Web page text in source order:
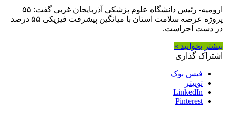
ارومیه- رئیس دانشگاه علوم پزشکی آذربایجان غربی گفت: ۵۵
پروژه عرصه سلامت استان با میانگین پیشرفت فیزیکی ۵۵ درصد
در دست اجراست.
بیشتر بخوانید »
اشتراک گذاری
فیس بوک
توییتر
LinkedIn
Pinterest